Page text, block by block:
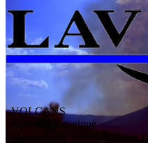
VOLCANS
/ Activité volcanique
ssociation V olcanologiqueE